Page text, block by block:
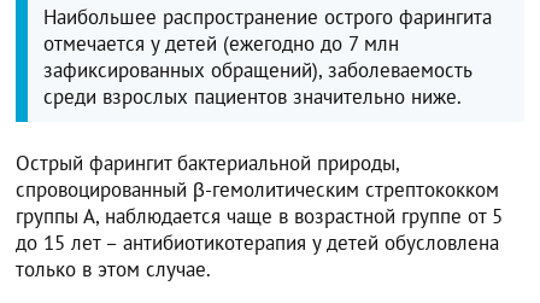
Наибольшее распространение острого фарингита
отмечается у детей (ежегодно до 7 млн
зафиксированных обращений), заболеваемость
среди взрослых пациентов значительно ниже.
Острый фарингит бактериальной природы,
спровоцированный β-гемолитическим стрептококком
группы А, наблюдается чаще в возрастной группе от 5
до 15 лет – антибиотикотерапия у детей обусловлена
только в этом случае.